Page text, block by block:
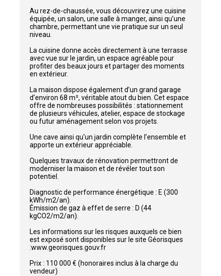
Au rez-de-chaussée, vous découvrirez une cuisine
équipée, un salon, une salle à manger, ainsi qu’une
chambre, permettant une vie pratique sur un seul
niveau.
La cuisine donne accès directement à une terrasse
avec vue sur le jardin, un espace agréable pour
profiter des beaux jours et partager des moments
en extérieur.
La maison dispose également d’un grand garage
d’environ 68 m², véritable atout du bien. Cet espace
offre de nombreuses possibilités : stationnement
de plusieurs véhicules, atelier, espace de stockage
ou futur aménagement selon vos projets.
Une cave ainsi qu'un jardin complète l’ensemble et
apporte un extérieur appréciable.
Quelques travaux de rénovation permettront de
moderniser la maison et de révéler tout son
potentiel.
Diagnostic de performance énergétique : E (300
kWh/m2/an).
Émission de gaz à effet de serre : D (44
kgCO2/m2/an).
Les informations sur les risques auxquels ce bien
est exposé sont disponibles sur le site Géorisques
:www.georisques.gouv.fr
Prix : 110 000 € (honoraires inclus à la charge du
vendeur)